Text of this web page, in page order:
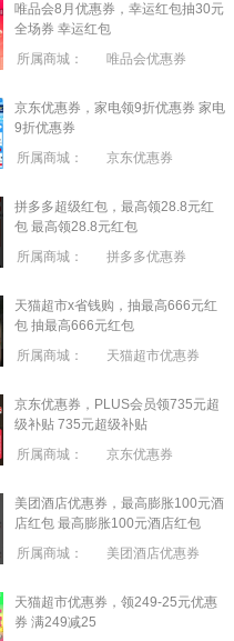
唯品会8月优惠券，幸运红包抽30元
全场券 幸运红包
所属商城：
唯品会优惠券
京东优惠券，家电领9折优惠券 家电
9折优惠券
所属商城：
京东优惠券
拼多多超级红包，最高领28.8元红
包 最高领28.8元红包
所属商城：
拼多多优惠券
天猫超市x省钱购，抽最高666元红
包 抽最高666元红包
所属商城：
天猫超市优惠券
京东优惠券，PLUS会员领735元超
级补贴 735元超级补贴
所属商城：
京东优惠券
美团酒店优惠券，最高膨胀100元酒
店红包 最高膨胀100元酒店红包
所属商城：
美团酒店优惠券
天猫超市优惠券，领249-25元优惠
券 满249减25